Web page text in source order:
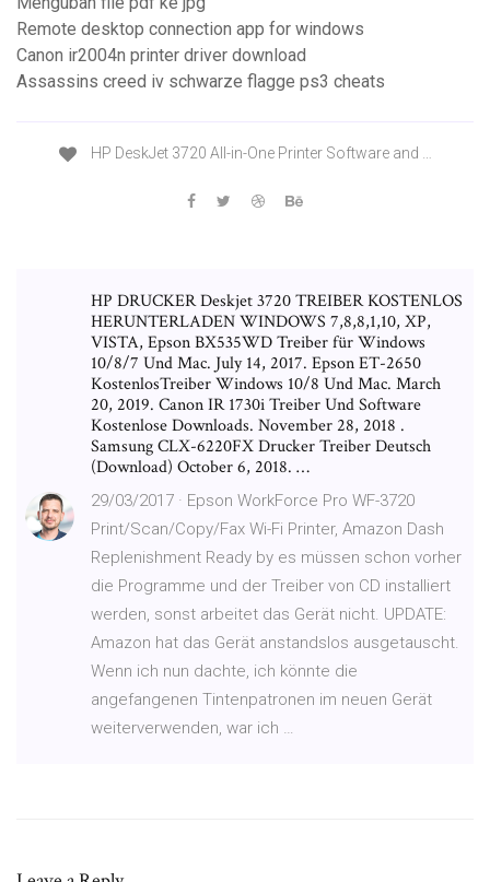
Remote desktop connection app for windows
Canon ir2004n printer driver download
Assassins creed iv schwarze flagge ps3 cheats
HP DeskJet 3720 All-in-One Printer Software and …
HP DRUCKER Deskjet 3720 TREIBER KOSTENLOS
HERUNTERLADEN WINDOWS 7,8,8,1,10, XP,
VISTA, Epson BX535WD Treiber für Windows
10/8/7 Und Mac. July 14, 2017. Epson ET-2650
KostenlosTreiber Windows 10/8 Und Mac. March
20, 2019. Canon IR 1730i Treiber Und Software
Kostenlose Downloads. November 28, 2018 .
Samsung CLX-6220FX Drucker Treiber Deutsch
(Download) October 6, 2018. …
29/03/2017 · Epson WorkForce Pro WF-3720
Print/Scan/Copy/Fax Wi-Fi Printer, Amazon Dash
Replenishment Ready by es müssen schon vorher
die Programme und der Treiber von CD installiert
werden, sonst arbeitet das Gerät nicht. UPDATE:
Amazon hat das Gerät anstandslos ausgetauscht.
Wenn ich nun dachte, ich könnte die
angefangenen Tintenpatronen im neuen Gerät
weiterverwenden, war ich …